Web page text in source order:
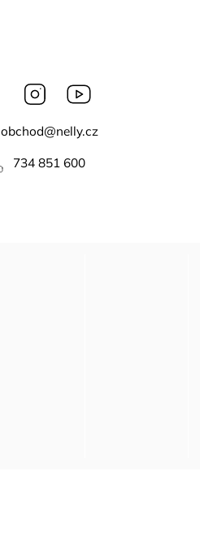
Facebook Instagram
obchod@nelly.cz
734 851 600